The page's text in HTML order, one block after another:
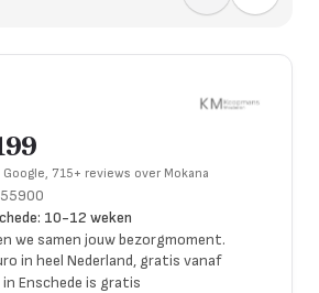
Google, 715+ reviews over Mokana
10-12 weken
we samen jouw bezorgmoment.
in heel Nederland, gratis vanaf
Enschede is gratis